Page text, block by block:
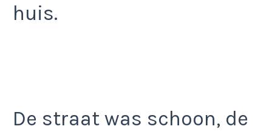
huis.
De straat was schoon, de